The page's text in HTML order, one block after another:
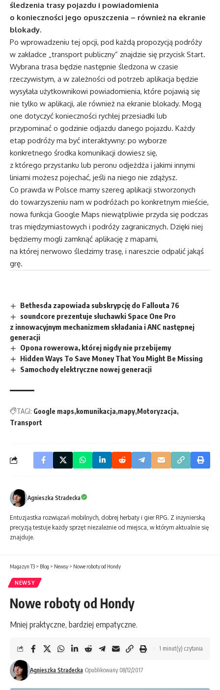
śledzenia trasy pojazdu i powiadomienia
o konieczności jego opuszczenia – również na ekranie
blokady.
Po wprowadzeniu tej opcji, pod każdą propozycją podróży
w zakładce „transport publiczny” znajdzie się przycisk Start.
Wybrana trasa będzie następnie śledzona w czasie
rzeczywistym, a w zależności od potrzeb aplikacja będzie
wysyłała użytkownikowi powiadomienia, które pojawią się
nie tylko w aplikacji, ale również na ekranie blokady. Mogą
one dotyczyć konieczności rychłej przesiadki lub
przypominać o godzinie odjazdu danego pojazdu. Każdy
etap podróży ma być interaktywny: po wyborze
konkretnego środka komunikacji dowiesz się,
z którego przystanku lub peronu odjeżdża i jakimi innymi
liniami możesz pojechać, jeśli na niego nie zdążysz.
Co prawda w Polsce mamy szereg aplikacji stworzonych
do towarzyszeniu nam w podróżach po konkretnym mieście,
nowa funkcja Google Maps niewątpliwie przyda się podczas
tras międzymiastowych i podróży zagranicznych. Dzięki niej
będziemy mogli zamknąć aplikację z mapami,
na której nerwowo śledzimy trasę, i nareszcie odpalić jakąś
grę.
Bethesda zapowiada subskrypcję do Fallouta 76
soundcore prezentuje słuchawki Space One Pro
z innowacyjnym mechanizmem składania i ANC następnej
generacji
Opona rowerowa, której nigdy nie przebijemy
Hidden Ways To Save Money That You Might Be Missing
Samochody elektryczne nowej generacji
TAGI: Google maps komunikacja mapy Motoryzacja
Transport
Agnieszka Stradecka
Entuzjastka rozwiązań mobilnych, dobrej herbaty i gier RPG. Z inżynierską
precyzją testuje każdy sprzęt niezależnie od miejsca, w którym aktualnie się
znajduje.
Magazyn T3 > Blog > Newsy > Nowe roboty od Hondy
NEWSY
Nowe roboty od Hondy
Mniej praktyczne, bardziej empatyczne.
Agnieszka Stradecka Opublikowany 08/12/2017
1 minut(y) czytania